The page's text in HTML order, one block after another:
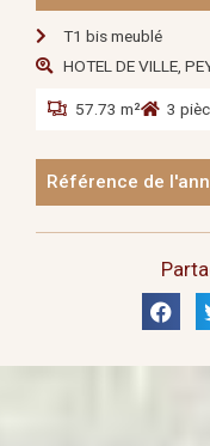
T1 bis meublé
HOTEL DE VILLE,
57.73 m² 3
Référence de